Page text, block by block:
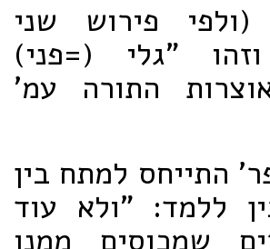
פירוש שני
"גלי (=פני)
התורה עמ'
התייחס למתח בין
ללמד: "ולא עוד